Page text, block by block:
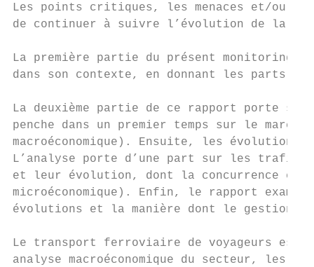
Les points critiques, les menaces et/ou
de continuer à suivre l’évolution de la
La première partie du présent monitoring
dans son contexte, en donnant les parts
La deuxième partie de ce rapport porte
penche dans un premier temps sur le
macroéconomique). Ensuite, les
L’analyse porte d’une part sur les
et leur évolution, dont la concurrence et
microéconomique). Enfin, le rapport
évolutions et la manière dont le
Le transport ferroviaire de voyageurs est
analyse macroéconomique du secteur,